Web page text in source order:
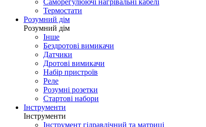
Саморегулюючі нагрівальні кабелі
Термостати
Розумний дім
Розумний дім
Інше
Бездротові вимикачи
Датчики
Дротові вимикачи
Набір пристроїв
Реле
Розумні розетки
Стартові набори
Інструменти
Інструменти
Інструмент гідравлічний та матриці